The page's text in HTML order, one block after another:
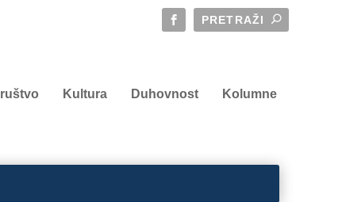
Kultura Duhovnost Kolumne